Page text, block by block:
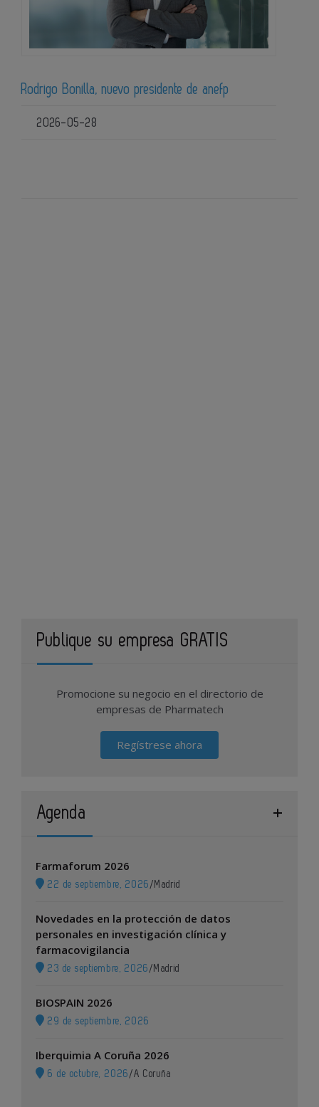
Rodrigo Bonilla, nuevo presidente de anefp
2026-05-28
Publique su empresa GRATIS
Promocione su negocio en el directorio de
empresas de Pharmatech
Regístrese ahora
Agenda
Farmaforum 2026
22 de septiembre, 2026 / Madrid
Novedades en la protección de datos
personales en investigación clínica y
farmacovigilancia
23 de septiembre, 2026 / Madrid
BIOSPAIN 2026
29 de septiembre, 2026
Iberquimia A Coruña 2026
6 de octubre, 2026 /A Coruña